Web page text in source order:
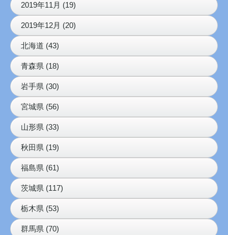
2019年11月 (19)
2019年12月 (20)
北海道 (43)
青森県 (18)
岩手県 (30)
宮城県 (56)
山形県 (33)
秋田県 (19)
福島県 (61)
茨城県 (117)
栃木県 (53)
群馬県 (70)